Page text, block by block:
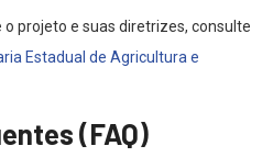
projeto e suas diretrizes, consulte
Estadual de Agricultura e
(FAQ)